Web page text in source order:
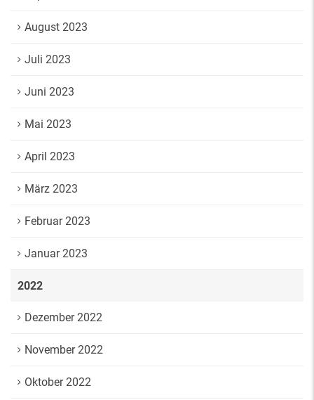
August 2023
Juli 2023
Juni 2023
Mai 2023
April 2023
März 2023
Februar 2023
Januar 2023
2022
Dezember 2022
November 2022
Oktober 2022